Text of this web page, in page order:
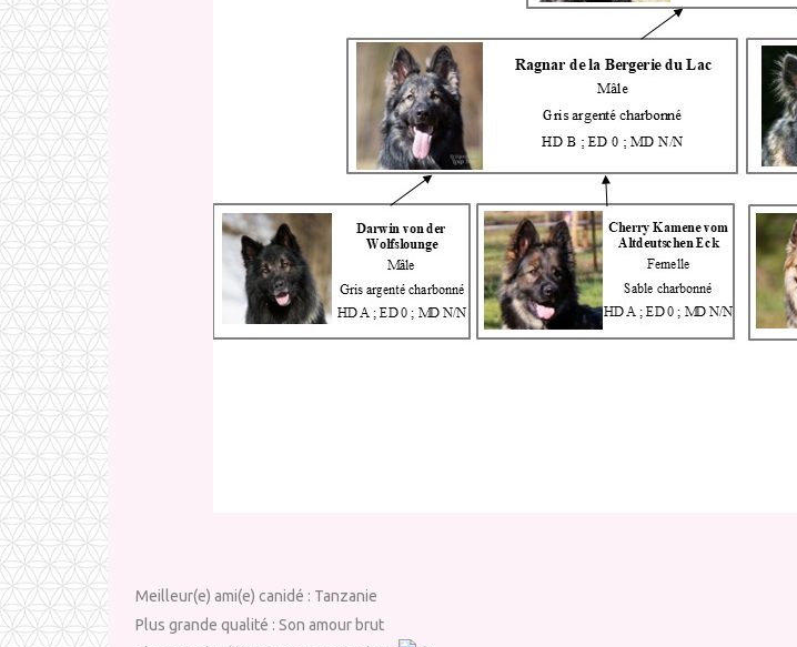
Meilleur(e) ami(e) canidé : Tanzanie
Plus grande qualité : Son amour brut